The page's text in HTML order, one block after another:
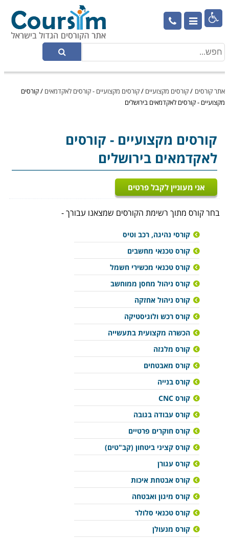

אתר קורסים /קורסים מקצועיים /קורסים מקצועיים - קורסים לאקדמאים /קורסים
מקצועיים - קורסים לאקדמאים בירושלים
קורסים מקצועיים - קורסים
לאקדמאים בירושלים
אני מעוניין לקבל פרטים
בחר קורס מתוך רשימת הקורסים שמצאנו עבורך -
קורסי נהיגה, רכב וטיס
קורס טכנאי מחשבים
קורס טכנאי מכשירי חשמל
קורס ניהול מחסן ממוחשב
קורס ניהול אחזקה
קורס רכש ולוגיסטיקה
הכשרה מקצועית בתעשייה
קורס מלגזה
קורס מאבטחים
קורס בנייה
קורס CNC
קורס עבודה בגובה
קורס חוקרים פרטיים
קורס קציני ביטחון (קב"טים)
קורס עגורן
קורס אבטחת איכות
קורס מיגון ואבטחה
קורס טכנאי סלולר
קורס מנעולן